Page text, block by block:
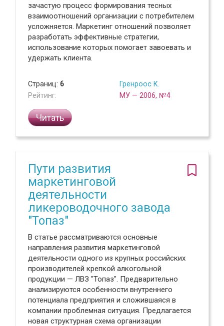
зачастую процесс формирования тесных
взаимоотношений организации с потребителем
усложняется. Маркетинг отношений позволяет
разработать эффективные стратегии,
использование которых помогает завоевать и
удержать клиента.
Страниц: 6
Рейтинг:
Гренроос К.
МУ — 2006, №4
Читать
Пути развития
маркетинговой
деятельности
ликероводочного завода
"Топаз"
В статье рассматриваются основные
направления развития маркетинговой
деятельности одного из крупных российских
производителей крепкой алкогольной
продукции — ЛВЗ "Топаз". Предварительно
анализируются особенности внутреннего
потенциала предприятия и сложившаяся в
компании проблемная ситуация. Предлагается
новая структурная схема организации